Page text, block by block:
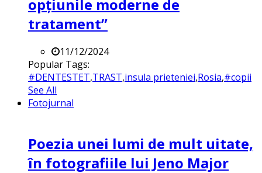
opțiunile moderne de
tratament”
11/12/2024
Popular Tags:
#DENTESTET,TRAST,insula prieteniei,Rosia,#copii
See All
Fotojurnal
Poezia unei lumi de mult uitate,
în fotografiile lui Jeno Major